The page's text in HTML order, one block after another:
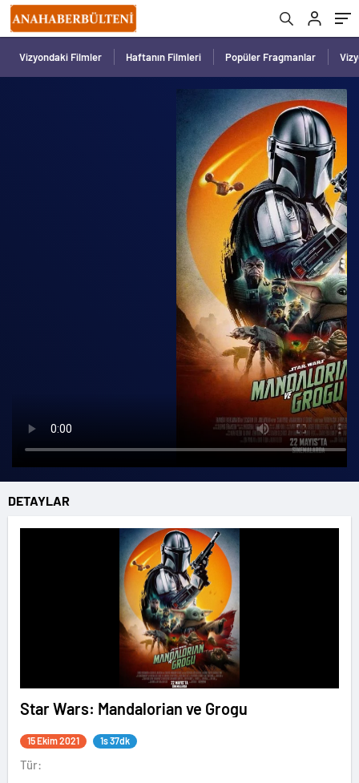
Vizyondaki Filmler Haftanın Filmleri Popüler Fragmanlar
DETAYLAR
Star Wars: Mandalorian ve Grogu
15 Ekim 2021 1s 37dk
Tür: